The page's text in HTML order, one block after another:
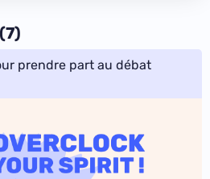
prendre part au débat